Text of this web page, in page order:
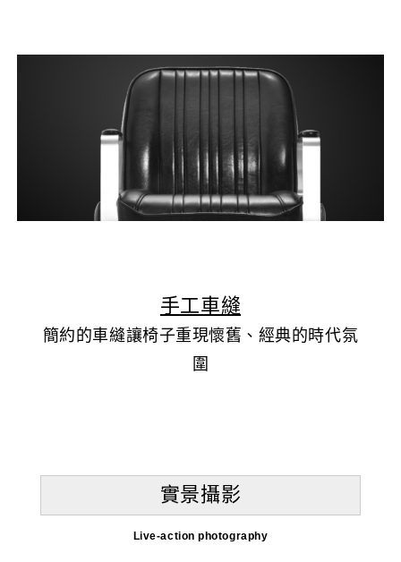
手工車縫
簡約的車縫讓椅子重現懷舊、經典的時代氛
圍
實景攝影
Live-action photography